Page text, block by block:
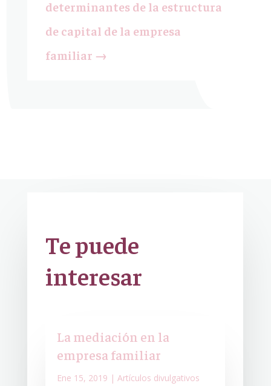
determinantes de la estructura
de capital de la empresa
familiar →
Te puede
interesar
La mediación en la
empresa familiar
Ene 15, 2019 | Artículos divulgativos